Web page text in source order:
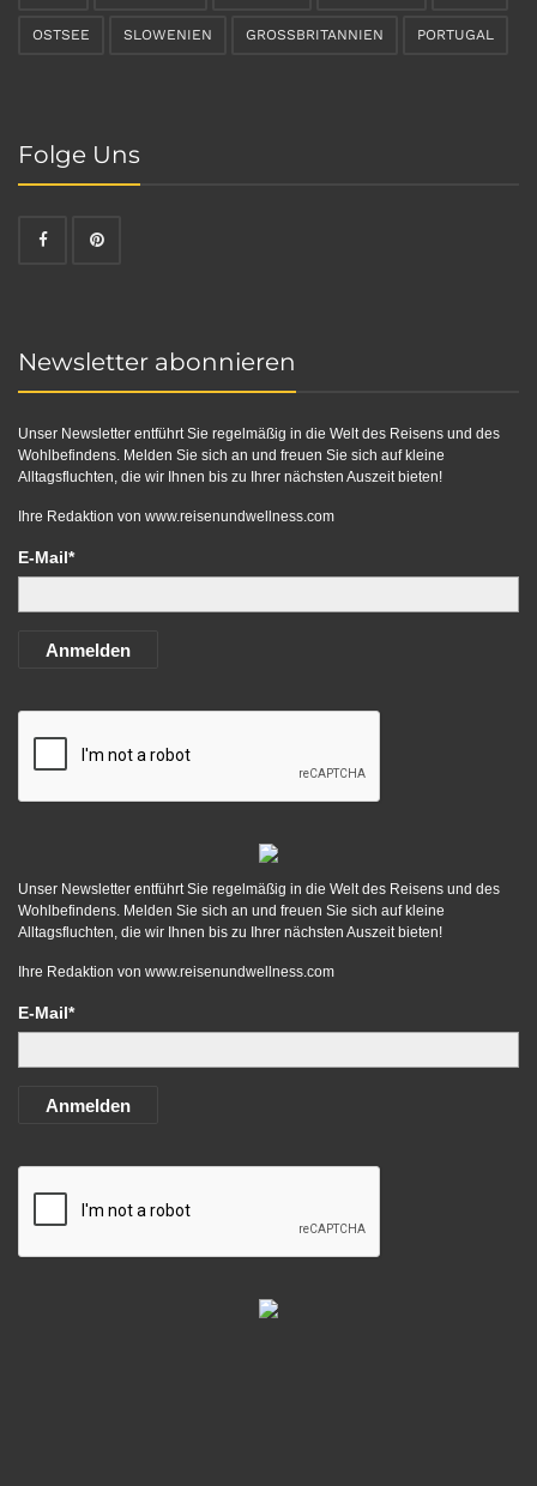
OSTSEE SLOWENIEN GROSSBRITANNIEN PORTUGAL
Folge Uns
Newsletter abonnieren
Unser Newsletter entführt Sie regelmäßig in die Welt des Reisens und des
Wohlbefindens. Melden Sie sich an und freuen Sie sich auf kleine
Alltagsfluchten, die wir Ihnen bis zu Ihrer nächsten Auszeit bieten!
Ihre Redaktion von www.reisenundwellness.com
E-Mail*
Anmelden
Unser Newsletter entführt Sie regelmäßig in die Welt des Reisens und des
Wohlbefindens. Melden Sie sich an und freuen Sie sich auf kleine
Alltagsfluchten, die wir Ihnen bis zu Ihrer nächsten Auszeit bieten!
Ihre Redaktion von www.reisenundwellness.com
E-Mail*
Anmelden